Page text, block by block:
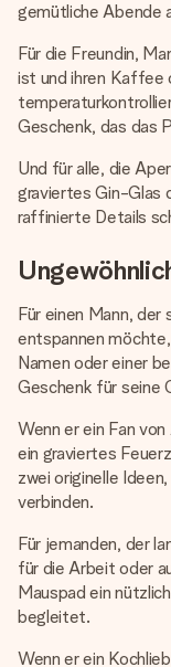
gemütliche Abende
Für die Freundin,
ist und ihren Kaffee
Geschenk, das das
Und für alle, die
graviertes Gin-Glas
raffinierte Details
Für einen Mann, der
entspannen
Namen oder einer
Geschenk für seine
Wenn er ein Fan
ein graviertes
zwei originelle
verbinden.
Für jemanden, der
für die Arbeit oder
Mauspad ein
begleitet.
Wenn er ein